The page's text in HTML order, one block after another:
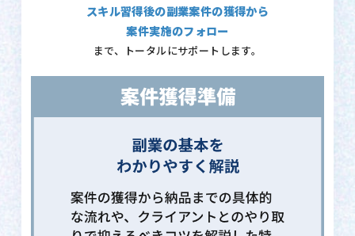
スキル習得後の副業案件の獲得から
案件実施のフォロー
まで、トータルにサポートします。